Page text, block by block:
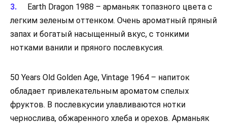
Earth Dragon 1988 – арманьяк топазного цвета с
легким зеленым оттенком. Очень ароматный пряный
запах и богатый насыщенный вкус, с тонкими
нотками ванили и пряного послевкусия.
50 Years Old Golden Age, Vintage 1964 – напиток
обладает привлекательным ароматом спелых
фруктов. В послевкусии улавливаются нотки
чернослива, обжаренного хлеба и орехов. Арманьяк